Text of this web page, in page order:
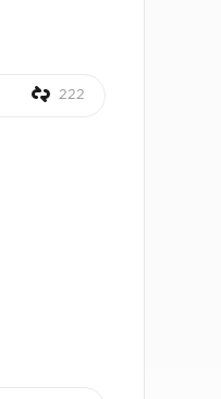
222